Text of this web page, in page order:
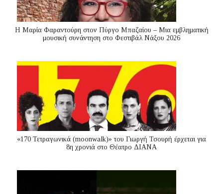
Η Μαρία Φαραντούρη στον Πύργο Μπαζαίου – Μια εμβληματική
μουσική συνάντηση στο Φεστιβάλ Νάξου 2026
«170 Τετραγωνικά (moonwalk)» του Γιωργή Τσουρή έρχεται για
8η χρονιά στο Θέατρο ΔΙΑΝΑ